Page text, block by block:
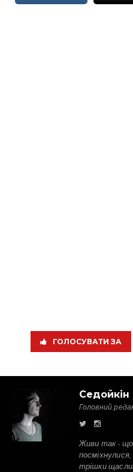
ГОЛОСУВАТИ ЗА
Седойкін
Головний
Живи так -
трішки